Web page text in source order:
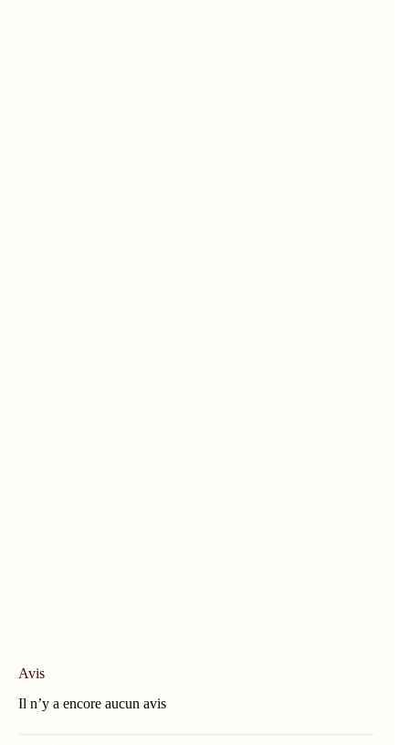
Avis
Il n’y a encore aucun avis